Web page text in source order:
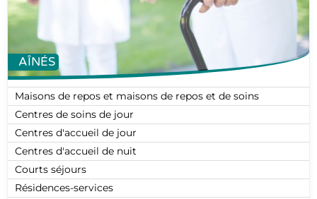
AÎNÉS
Maisons de repos et maisons de repos et de soins
Centres de soins de jour
Centres d'accueil de jour
Centres d'accueil de nuit
Courts séjours
Résidences-services